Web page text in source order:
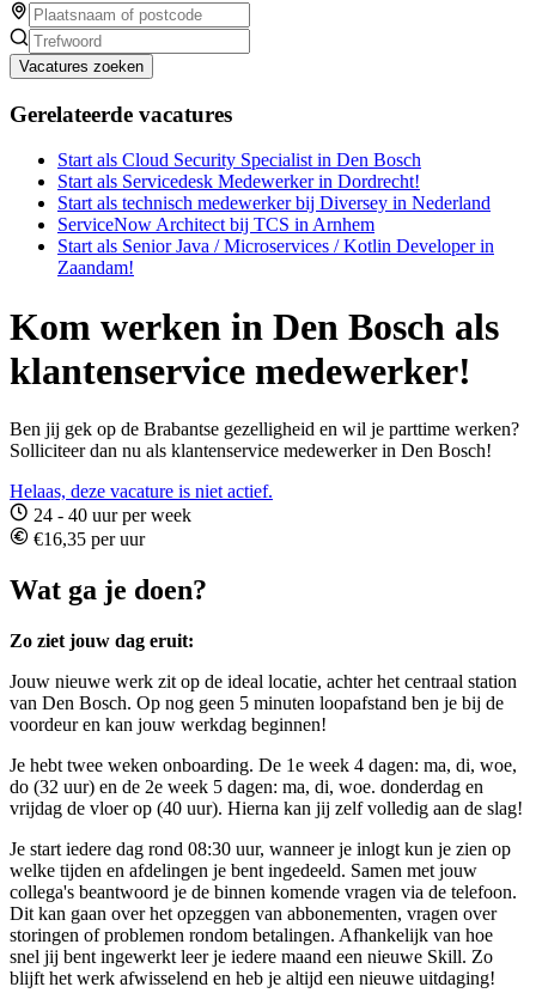
Vacatures zoeken
Gerelateerde vacatures
Start als Cloud Security Specialist in Den Bosch
Start als Servicedesk Medewerker in Dordrecht!
Start als technisch medewerker bij Diversey in Nederland
ServiceNow Architect bij TCS in Arnhem
Start als Senior Java / Microservices / Kotlin Developer in
Zaandam!
Kom werken in Den Bosch als
klantenservice medewerker!
Ben jij gek op de Brabantse gezelligheid en wil je parttime werken?
Solliciteer dan nu als klantenservice medewerker in Den Bosch!
Helaas, deze vacature is niet actief.
24 - 40 uur per week
€16,35 per uur
Wat ga je doen?
Zo ziet jouw dag eruit:
Jouw nieuwe werk zit op de ideal locatie, achter het centraal station
van Den Bosch. Op nog geen 5 minuten loopafstand ben je bij de
voordeur en kan jouw werkdag beginnen!
Je hebt twee weken onboarding. De 1e week 4 dagen: ma, di, woe,
do (32 uur) en de 2e week 5 dagen: ma, di, woe. donderdag en
vrijdag de vloer op (40 uur). Hierna kan jij zelf volledig aan de slag!
Je start iedere dag rond 08:30 uur, wanneer je inlogt kun je zien op
welke tijden en afdelingen je bent ingedeeld. Samen met jouw
collega's beantwoord je de binnen komende vragen via de telefoon.
Dit kan gaan over het opzeggen van abbonementen, vragen over
storingen of problemen rondom betalingen. Afhankelijk van hoe
snel jij bent ingewerkt leer je iedere maand een nieuwe Skill. Zo
blijft het werk afwisselend en heb je altijd een nieuwe uitdaging!